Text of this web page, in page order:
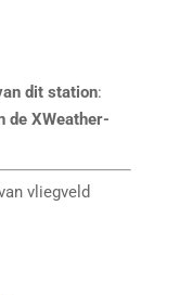
dit station:
de XWeather-
vliegveld